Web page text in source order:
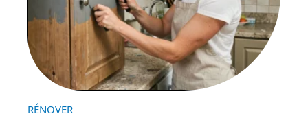
RÉNOVER